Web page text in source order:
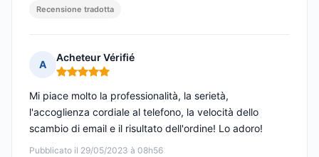
Recensione tradotta
A
Acheteur Vérifié
Nota: 5 su 5
Pubblicato il 29/05/2023 à 08h56
Mi piace molto la professionalità, la serietà,
l'accoglienza cordiale al telefono, la velocità dello
scambio di email e il risultato dell'ordine! Lo adoro!